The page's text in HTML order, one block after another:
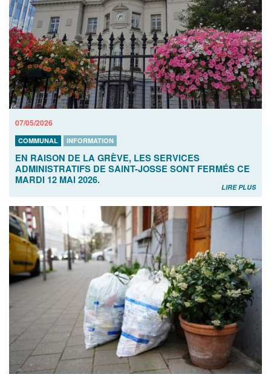
07/05/2026
COMMUNAL INFORMATION
EN RAISON DE LA GRÈVE, LES SERVICES
ADMINISTRATIFS DE SAINT-JOSSE SONT FERMÉS CE
MARDI 12 MAI 2026.
LIRE PLUS